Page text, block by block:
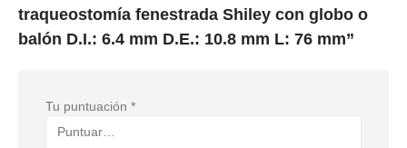
traqueostomía fenestrada Shiley con globo o
balón D.I.: 6.4 mm D.E.: 10.8 mm L: 76 mm”
Tu puntuación *